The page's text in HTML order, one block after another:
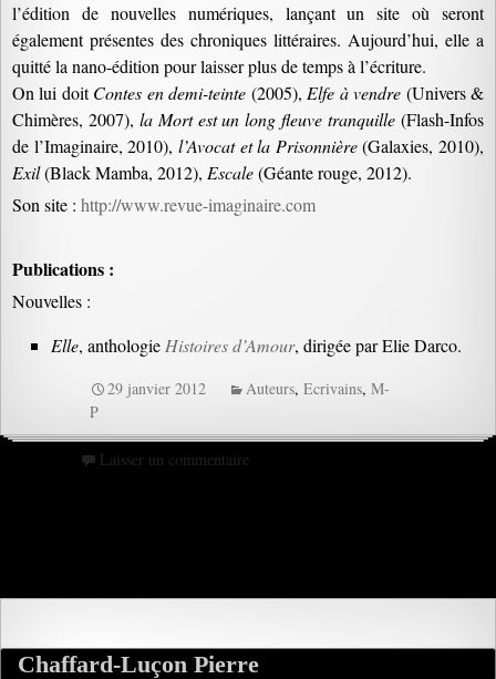
l’édition de nouvelles numériques, lançant un site où seront
également présentes des chroniques littéraires. Aujourd’hui, elle a
quitté la nano-édition pour laisser plus de temps à l’écriture.
On lui doitContes en demi-teinte (2005), Elfe à vendre (Univers &
Chimères, 2007), la Mort est un long fleuve tranquille (Flash-Infos
de l’Imaginaire, 2010), l’Avocat et la Prisonnière(Galaxies, 2010),
Exil(Black Mamba, 2012), Escale(Géante rouge, 2012).
Son site : http://www.revue-imaginaire.com
Publications :
Nouvelles :
Elle, anthologie Histoires d’Amour, dirigée par Elie Darco.
29 janvier 2012 Auteurs,Ecrivains,M-
P
Laisser un commentaire
Chaffard-Luçon Pierre